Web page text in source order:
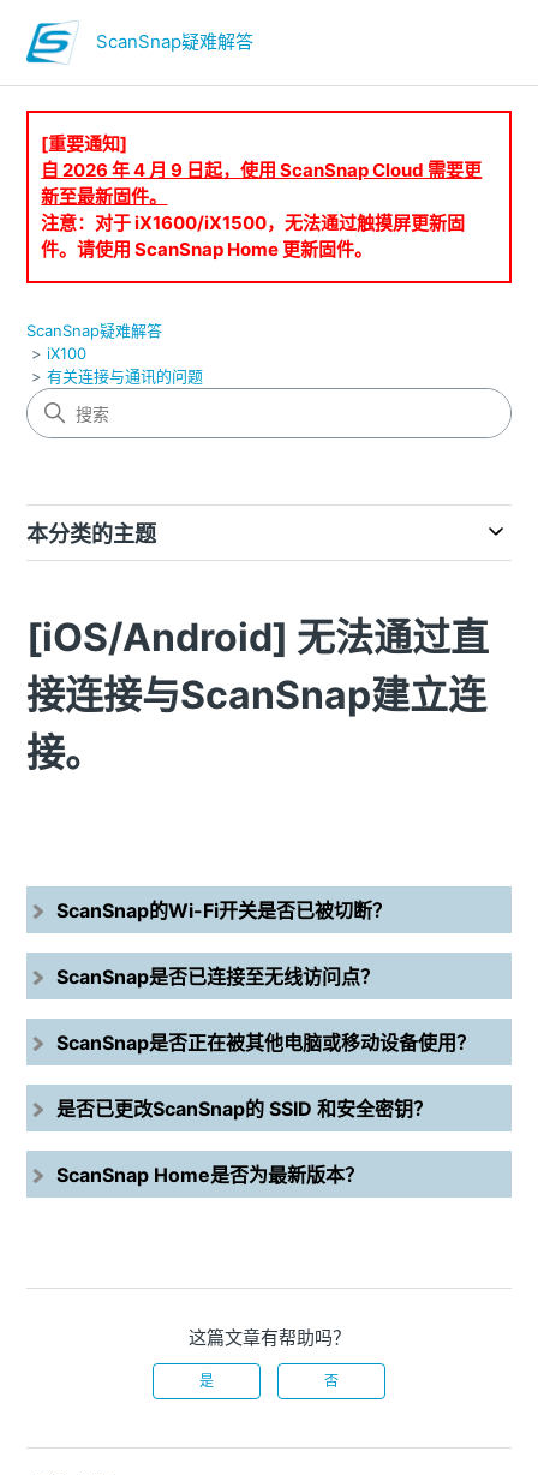
ScanSnap疑难解答
[重要通知]
自 2026 年 4 月 9 日起，使用 ScanSnap Cloud 需要更
新至最新固件。
注意：对于 iX1600/iX1500，无法通过触摸屏更新固
件。请使用 ScanSnap Home 更新固件。
ScanSnap疑难解答
iX100
有关连接与通讯的问题
本分类的主题
[iOS/Android] 无法通过直
接连接与ScanSnap建立连
接。
ScanSnap的Wi-Fi开关是否已被切断？
ScanSnap是否已连接至无线访问点？
ScanSnap是否正在被其他电脑或移动设备使用？
是否已更改ScanSnap的 SSID 和安全密钥？
ScanSnap Home是否为最新版本？
这篇文章有帮助吗？
是 否